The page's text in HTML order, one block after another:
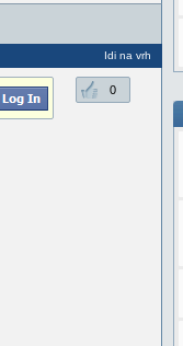
Idi na vrh
0